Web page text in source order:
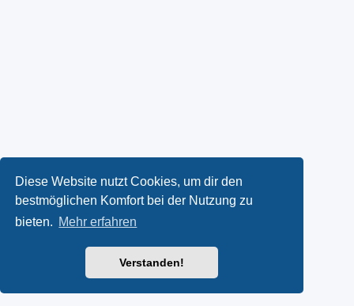
Diese Website nutzt Cookies, um dir den
bestmöglichen Komfort bei der Nutzung zu
bieten. Mehr erfahren
Verstanden!